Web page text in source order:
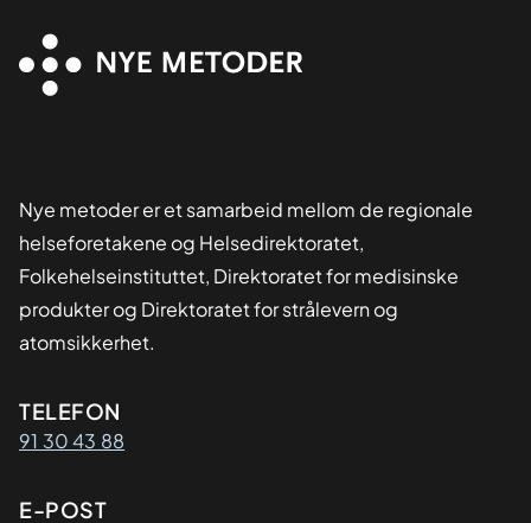
Nye metoder er et samarbeid mellom de regionale
helseforetakene og Helsedirektoratet,
Folkehelseinstituttet, Direktoratet for medisinske
produkter og Direktoratet for strålevern og
atomsikkerhet.
Kontaktinformasjon
TELEFON
91 30 43 88
E-POST